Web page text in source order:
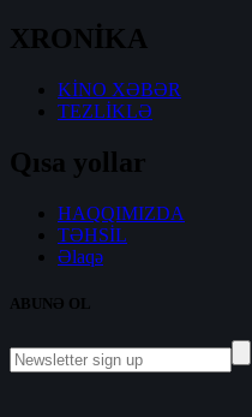
XRONİKA
KİNO XƏBƏR
TEZLİKLƏ
Qısa yollar
HAQQIMIZDA
TƏHSİL
Əlaqə
ABUNƏ OL